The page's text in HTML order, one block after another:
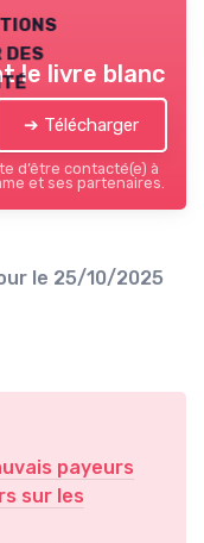
le livre blanc
➔ Télécharger
d’être contacté(e) à
et ses partenaires.
le 25/10/2025
payeurs
sur les